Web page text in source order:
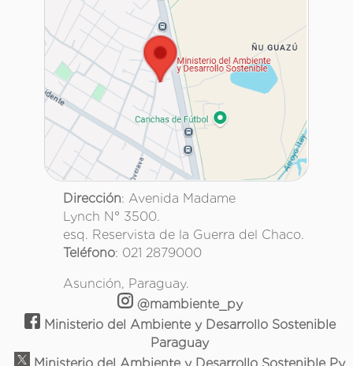
Dirección: Avenida Madame
Lynch N° 3500.
esq. Reservista de la Guerra del Chaco.
Teléfono: 021 2879000
Asunción, Paraguay.
@mambiente_py
Ministerio del Ambiente y Desarrollo Sostenible
Paraguay